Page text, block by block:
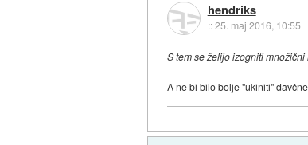
hendriks
::25. maj 2016, 10:55
S tem se želijo izogniti
A ne bi bilo bolje "ukiniti"